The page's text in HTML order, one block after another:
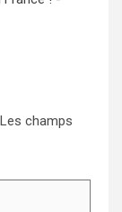
Les champs